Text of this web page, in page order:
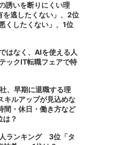
誘いを断りにくい理
逃したくない」、2位
くしたくない」、1位
はなく、AIを使える人
ックIT転職フェアで特
、早期に退職する理
ルアップが見込めな
間・休日・働き方など
は？
人ランキング 3位「タ